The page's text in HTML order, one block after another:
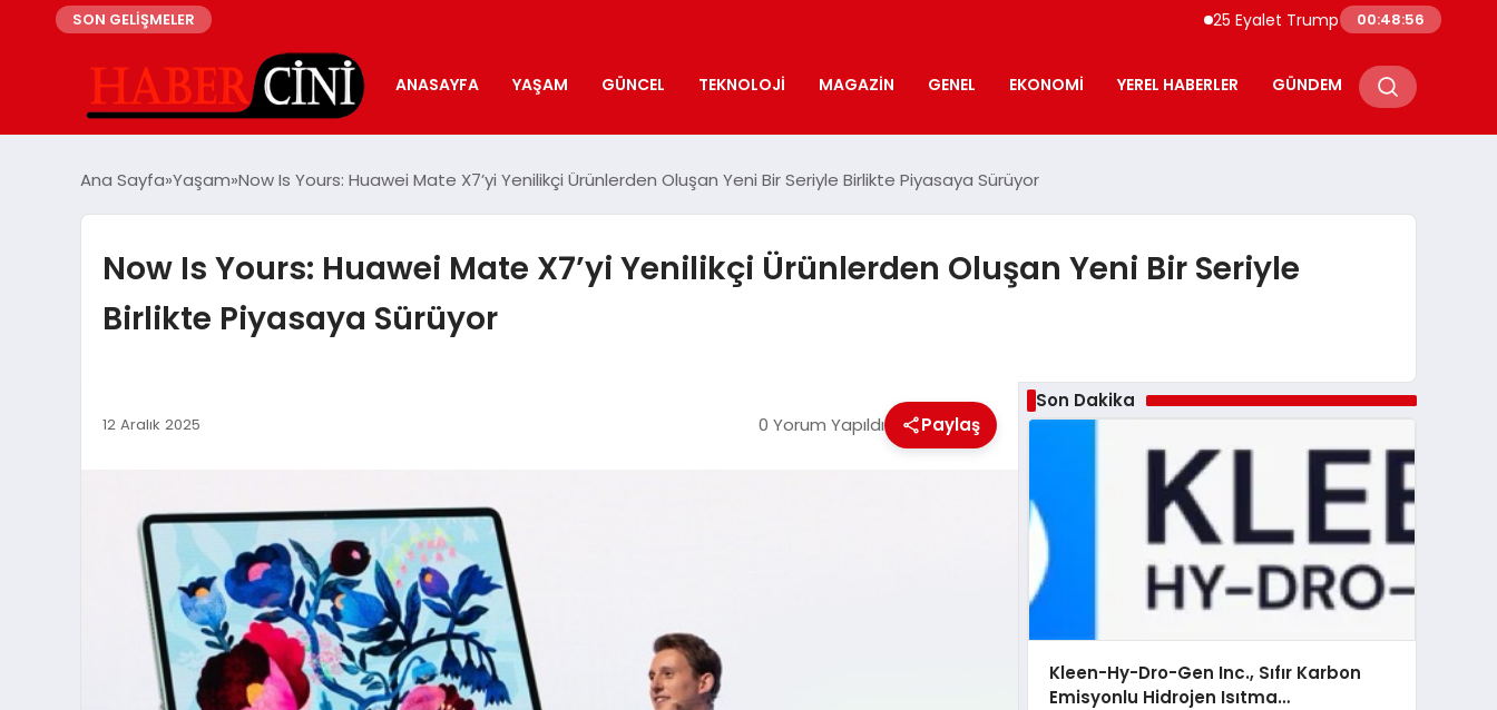
SON GELİŞMELER 25 Eyalet Trump Yönetiminin Tarifelerine
00:48:57
ANASAYFA YAŞAM GÜNCEL TEKNOLOJI MAGAZIN GENEL EKONOMI YEREL HABERLER GÜNDEM
Ana Sayfa Yaşam Now Is Yours: Huawei Mate X7’yi Yenilikçi Ürünlerden Oluşan Yeni Bir Seriyle Birlikte Piyasaya Sürüyor
Now Is Yours: Huawei Mate X7’yi Yenilikçi Ürünlerden Oluşan Yeni Bir Seriyle
Birlikte Piyasaya Sürüyor
12 Aralık 2025 0 Yorum Yapıldı Paylaş
Son Dakika
Kleen-Hy-Dro-Gen Inc., Sıfır Karbon
Emisyonlu Hidrojen Isıtma